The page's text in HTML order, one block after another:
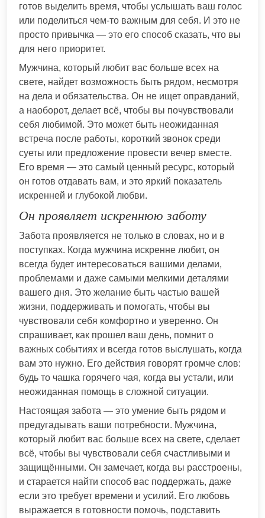
готов выделить время, чтобы услышать ваш голос
или поделиться чем-то важным для себя. И это не
просто привычка — это его способ сказать, что вы
для него приоритет.
Мужчина, который любит вас больше всех на
свете, найдет возможность быть рядом, несмотря
на дела и обязательства. Он не ищет оправданий,
а наоборот, делает всё, чтобы вы почувствовали
себя любимой. Это может быть неожиданная
встреча после работы, короткий звонок среди
суеты или предложение провести вечер вместе.
Его время — это самый ценный ресурс, который
он готов отдавать вам, и это яркий показатель
искренней и глубокой любви.
Он проявляет искреннюю заботу
Забота проявляется не только в словах, но и в
поступках. Когда мужчина искренне любит, он
всегда будет интересоваться вашими делами,
проблемами и даже самыми мелкими деталями
вашего дня. Это желание быть частью вашей
жизни, поддерживать и помогать, чтобы вы
чувствовали себя комфортно и уверенно. Он
спрашивает, как прошел ваш день, помнит о
важных событиях и всегда готов выслушать, когда
вам это нужно. Его действия говорят громче слов:
будь то чашка горячего чая, когда вы устали, или
неожиданная помощь в сложной ситуации.
Настоящая забота — это умение быть рядом и
предугадывать ваши потребности. Мужчина,
который любит вас больше всех на свете, сделает
всё, чтобы вы чувствовали себя счастливыми и
защищёнными. Он замечает, когда вы расстроены,
и старается найти способ вас поддержать, даже
если это требует времени и усилий. Его любовь
выражается в готовности помочь, подставить